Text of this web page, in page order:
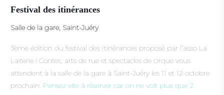
Festival des itinérances
Salle de la gare, Saint-Juéry
3ème édition du festival des Itinérances proposé par l’asso La
Laiterie ! Contes, arts de rue et spectacles de cirque vous
attendent à la salle de la gare à Saint-Juéry les 11 et 12 octobre
prochain. Pensez vite à réserver car on ne voit plus que 2